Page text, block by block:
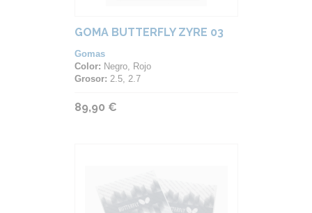
GOMA BUTTERFLY ZYRE 03
Gomas
Color: Negro, Rojo
Grosor: 2.5, 2.7
89,90 €